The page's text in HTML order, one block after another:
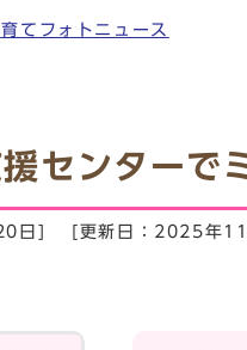
てフォトニュース
センターで
日] [更新日：2025年